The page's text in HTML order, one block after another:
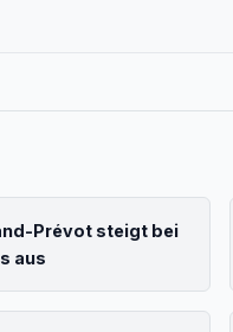
Prévot steigt bei
aus